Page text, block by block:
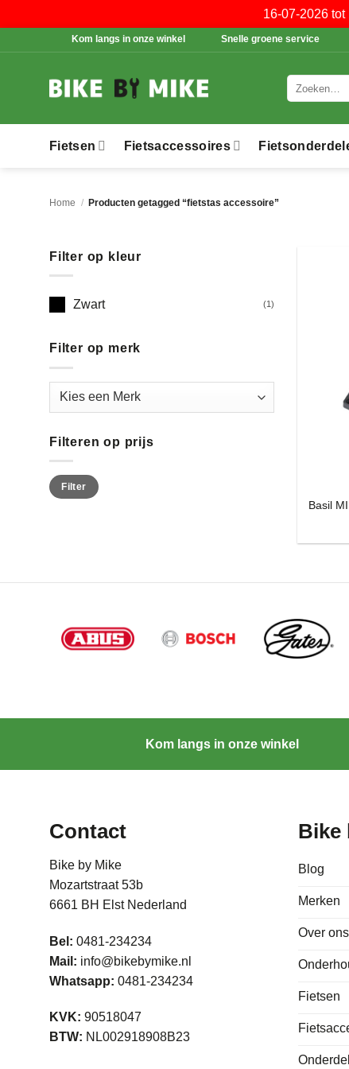
16-07-2026
naar
Kom langs in onze winkel Snelle groene service
Zoeken
naar:
Fietsen Fietsaccessoires
Home / Producten getagged “fietstas accessoire”
Filter op kleur
Zwart (1)
Filter op merk
Filteren op prijs
Min.
prijs
Max.
prijsFilter
Basil
Kom langs in onze winkel
Contact
Bike by Mike
Mozartstraat 53b
6661 BH Elst Nederland
Bel: 0481-234234
Mail: info@bikebymike.nl
Whatsapp: 0481-234234
KVK: 90518047
BTW: NL002918908B23
Bike
Blog
Merken
Over ons
Fietsen